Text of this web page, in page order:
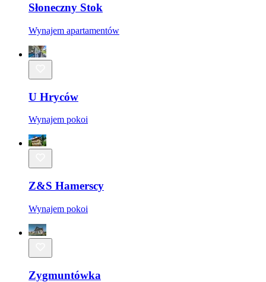
Słoneczny Stok
Wynajem apartamentów
U Hryców
Wynajem pokoi
Z&S Hamerscy
Wynajem pokoi
Zygmuntówka